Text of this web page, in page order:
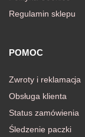
Regulamin sklepu
POMOC
Zwroty i reklamacja
Obsługa klienta
Status zamówienia
Śledzenie paczki